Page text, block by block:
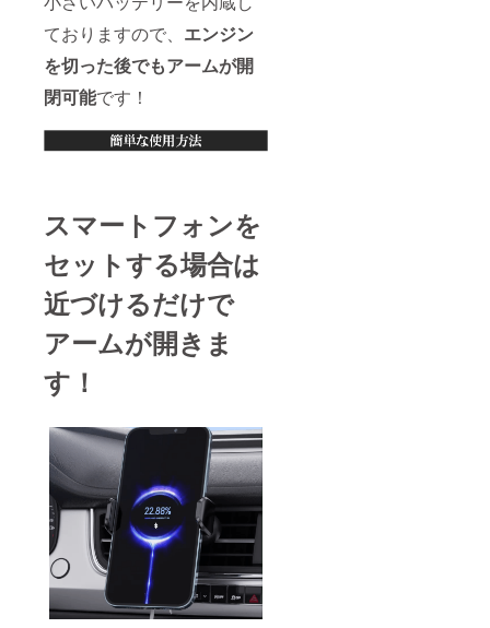
ておりますので、 エンジン
を切った後でもアームが開
閉可能です！
スマートフォンを
セットする場合は
近づけるだけで
アームが開きま
す！